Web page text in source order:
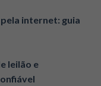
internet: guia
leilão e